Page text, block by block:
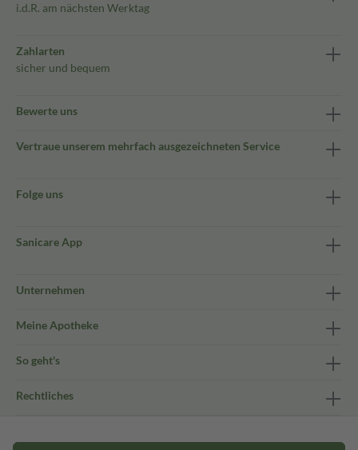
i.d.R. am nächsten Werktag
Zahlarten
sicher und bequem
Bewerte uns
Vertraue unserem mehrfach ausgezeichneten Service
Folge uns
Sanicare App
Unternehmen
Meine Apotheke
So geht's
Rechtliches